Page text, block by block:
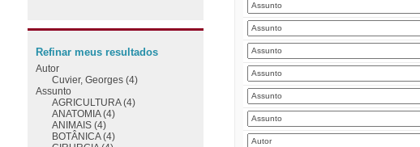
Refinar meus resultados
Autor
Cuvier, Georges (4)
Assunto
AGRICULTURA (4)
ANATOMIA (4)
ANIMAIS (4)
BOTÂNICA (4)